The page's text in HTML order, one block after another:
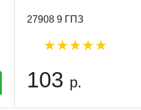
27908 9 ГПЗ
103 р.